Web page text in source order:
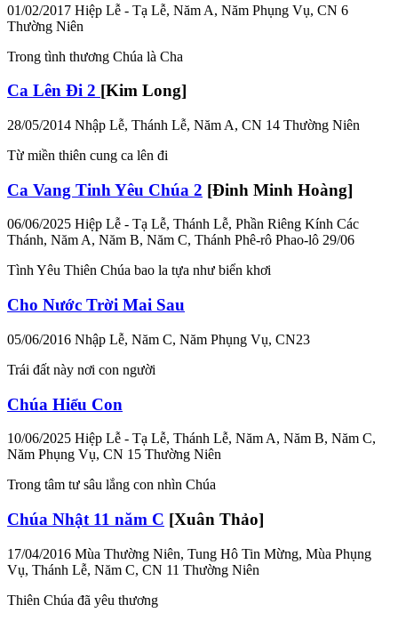
01/02/2017 Hiệp Lễ - Tạ Lễ, Năm A, Năm Phụng Vụ, CN 6
Thường Niên
Trong tình thương Chúa là Cha
Ca Lên Đi 2 [Kim Long]
28/05/2014 Nhập Lễ, Thánh Lễ, Năm A, CN 14 Thường Niên
Từ miền thiên cung ca lên đi
Ca Vang Tinh Yêu Chúa 2 [Đinh Minh Hoàng]
06/06/2025 Hiệp Lễ - Tạ Lễ, Thánh Lễ, Phần Riêng Kính Các
Thánh, Năm A, Năm B, Năm C, Thánh Phê-rô Phao-lô 29/06
Tình Yêu Thiên Chúa bao la tựa như biển khơi
Cho Nước Trời Mai Sau
05/06/2016 Nhập Lễ, Năm C, Năm Phụng Vụ, CN23
Trái đất này nơi con người
Chúa Hiểu Con
10/06/2025 Hiệp Lễ - Tạ Lễ, Thánh Lễ, Năm A, Năm B, Năm C,
Năm Phụng Vụ, CN 15 Thường Niên
Trong tâm tư sâu lắng con nhìn Chúa
Chúa Nhật 11 năm C [Xuân Thảo]
17/04/2016 Mùa Thường Niên, Tung Hô Tin Mừng, Mùa Phụng
Vụ, Thánh Lễ, Năm C, CN 11 Thường Niên
Thiên Chúa đã yêu thương